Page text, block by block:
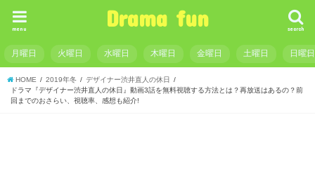
Drama fun search
menu
月曜日 火曜日 水曜日 木曜日 金曜日 土曜日 日曜日
HOME 2019年冬
デザイナー渋井直人の休日
ドラマ『デザイナー渋井直人の休日』動画3話を無料視聴する方法とは？再放送はあるの？前
回までのおさらい、視聴率、感想も紹介!